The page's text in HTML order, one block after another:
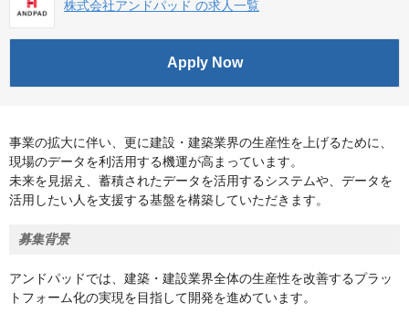
株式会社アンドパッド の求人一覧
Apply Now
事業の拡大に伴い、更に建設・建築業界の生産性を上げるために、
現場のデータを利活用する機運が高まっています。
未来を見据え、蓄積されたデータを活用するシステムや、データを
活用したい人を支援する基盤を構築していただきます。
募集背景
アンドパッドでは、建築・建設業界全体の生産性を改善するプラッ
トフォーム化の実現を目指して開発を進めています。